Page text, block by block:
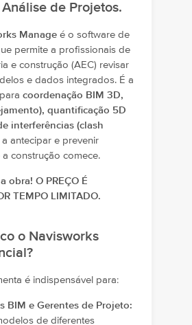
de Projetos.
Manage é o software de
permite a profissionais de
e construção (AEC) revisar
e dados integrados. É a
coordenação BIM 3D,
quantificação 5D
interferências (clash
antecipar e prevenir
construção comece.
obra! O PREÇO É
TEMPO LIMITADO.
o Navisworks
é indispensável para:
BIM e Gerentes de Projeto:
de diferentes